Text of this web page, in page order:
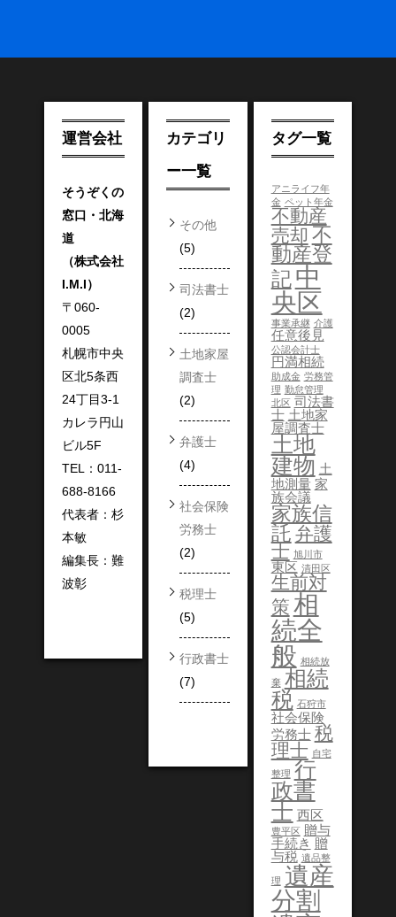
運営会社
そうぞくの
窓口・北海
道
（株式会社
I.M.I）
〒060-
0005
札幌市中央
区北5条西
24丁目3-1
カレラ円山
ビル5F
TEL：011-
688-8166
代表者：杉
本敏
編集長：難
波彰
カテゴリ
ー一覧
その他
(5)
司法書士
(2)
土地家屋
調査士
(2)
弁護士
(4)
社会保険
労務士
(2)
税理士
(5)
行政書士
(7)
タグ一覧
アニライフ年
金 ペット年金
不動産
売却 不
動産登
記 中
央区
事業承継 介護
任意後見
公認会計士
円満相続
助成金 労務管
理 勤怠管理
北区 司法書
士 土地家
屋調査士
土地
建物 土
地測量 家
族会議
家族信
託 弁護
士 旭川市
東区 清田区
生前対
策 相
続全
般 相続放
棄 相続
税 石狩市
社会保険
労務士 税
理士 自宅
整理 行
政書
士 西区
豊平区 贈与
手続き 贈
与税 遺品整
理 遺産
分割